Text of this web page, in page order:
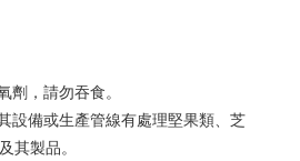
劑，請勿吞食。
設備或生產管線有處理堅果類、芝
其製品。